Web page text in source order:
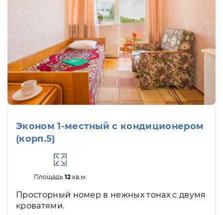
Эконом 1-местный с кондиционером
(корп.5)
Площадь 12кв.м.
Просторный номер в нежных тонах с двумя
кроватями.